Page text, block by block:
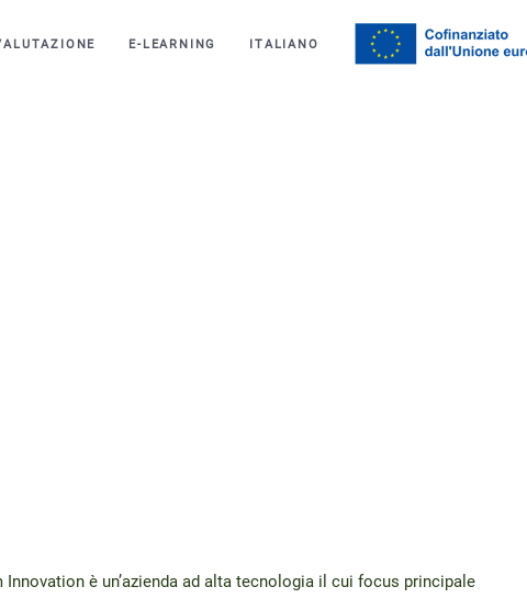
E-LEARNING ITALIANO
Innovation è un’azienda ad alta tecnologia il cui focus principale